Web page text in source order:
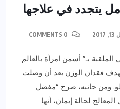
يتجدد في علاجها
بـ” أسمن امرأة بالعالم
بهدف فقدان الوزن بعد أن وصلت
يزيد عن 500 كيلو. ومن جانبه، صرح “مفضل
لحالة إيمان، أنها